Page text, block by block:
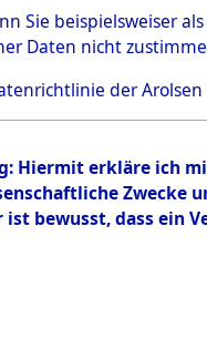
Ort ihrer
0002
Sie beispielsweiser
Daten nicht
der Arolsen
Hiermit erkläre ich
Zwecke
bewusst, dass ein